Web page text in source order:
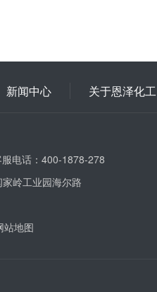
新闻中心 关于恩泽化工
电话：400-1878-278
岭工业园海尔路
站地图